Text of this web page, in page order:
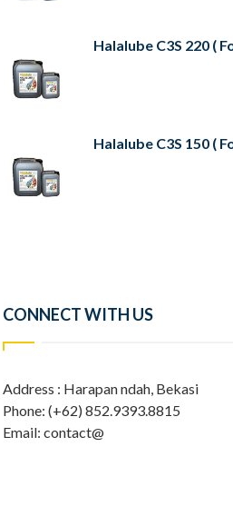
Halalube C3S 220 (
Halalube C3S 150 (
CONNECT WITH US
Address : Harapan ndah, Bekasi
Phone: (+62) 852.9393.8815
Email: contact@